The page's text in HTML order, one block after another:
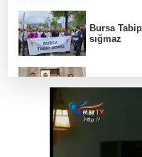
Bursa
sığmaz
Hakkari'de
kilo esrar